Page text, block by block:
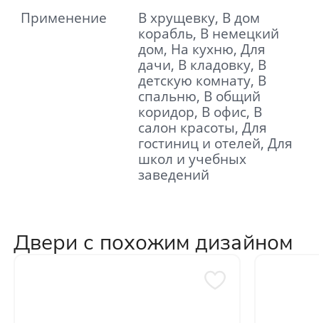
Применение
В хрущевку, В дом
корабль, В немецкий
дом, На кухню, Для
дачи, В кладовку, В
детскую комнату, В
спальню, В общий
коридор, В офис, В
салон красоты, Для
гостиниц и отелей, Для
школ и учебных
заведений
Двери с похожим дизайном